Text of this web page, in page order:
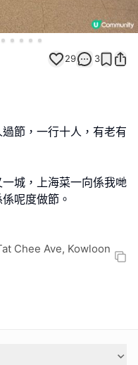
29 3
節，一行十人，有老有
城，上海菜一向係我哋
呢度做節。
Chee Ave, Kowloon